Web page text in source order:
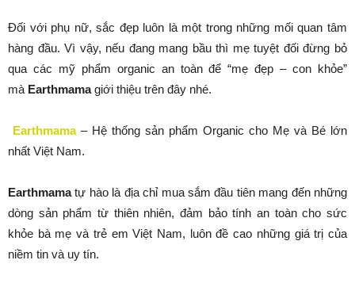
Đối với phụ nữ, sắc đẹp luôn là một trong những mối quan tâm
hàng đầu. Vì vậy, nếu đang mang bầu thì mẹ tuyệt đối đừng bỏ
qua các mỹ phẩm organic an toàn để “mẹ đẹp – con khỏe”
mà Earthmamagiới thiệu trên đây nhé.
Earthmama – Hệ thống sản phẩm Organic cho Mẹ và Bé lớn
nhất Việt Nam.
Earthmama tự hào là địa chỉ mua sắm đầu tiên mang đến những
dòng sản phẩm từ thiên nhiên, đảm bảo tính an toàn cho sức
khỏe bà mẹ và trẻ em Việt Nam, luôn đề cao những giá trị của
niềm tin và uy tín.